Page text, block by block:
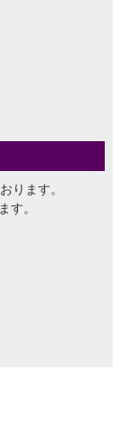
ります。
す。